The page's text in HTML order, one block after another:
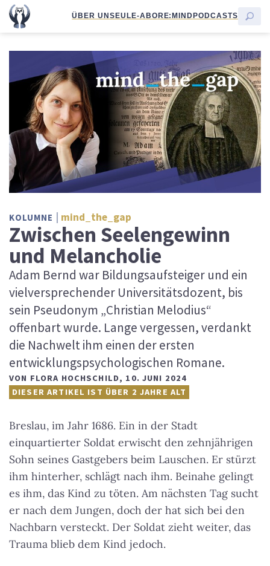
ÜBER UNSEULE-ABORE:MINDPODCASTS
KOLUMNE mind_the_gap
Zwischen Seelengewinn
und Melancholie
Adam Bernd war Bildungsaufsteiger und ein
vielversprechender Universitätsdozent, bis
sein Pseudonym „Christian Melodius“
offenbart wurde. Lange vergessen, verdankt
die Nachwelt ihm einen der ersten
entwicklungspsychologischen Romane.
VON FLORA HOCHSCHILD, 10. JUNI 2024
DIESER ARTIKEL IST ÜBER 2 JAHRE ALT
Breslau, im Jahr 1686. Ein in der Stadt
einquartierter Soldat erwischt den zehnjährigen
Sohn seines Gastgebers beim Lauschen. Er stürzt
ihm hinterher, schlägt nach ihm. Beinahe gelingt
es ihm, das Kind zu töten. Am nächsten Tag sucht
er nach dem Jungen, doch der hat sich bei den
Nachbarn versteckt. Der Soldat zieht weiter, das
Trauma blieb dem Kind jedoch.